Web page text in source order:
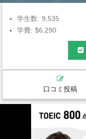
学生数: 9,535
学費: $6,290
口コミ投稿